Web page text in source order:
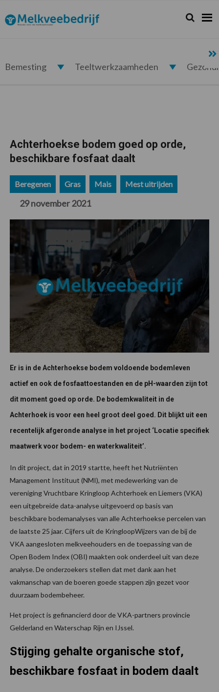
de
hoofdnavigatie
de
hoofd
de
eerste
de
voettekst
Melkveebedrijf.nl Zoeken...
Zoek
Bemesting Teeltwerkzaamheden
Achterhoekse bodem goed op orde,
beschikbare fosfaat daalt
Beregenen Gras Mais Mest uitrijden
29 november 2021
Er is in de Achterhoekse bodem voldoende bodemleven
actief en ook de fosfaattoestanden en de pH-waarden zijn tot
dit moment goed op orde. De bodemkwaliteit in de
Achterhoek is voor een heel groot deel goed. Dit blijkt uit een
recentelijk afgeronde analyse in het project ‘Locatie specifiek
maatwerk voor bodem- en waterkwaliteit’.
In dit project, dat in 2019 startte, heeft het Nutriënten
Management Instituut (NMI), met medewerking van de
vereniging Vruchtbare Kringloop Achterhoek en Liemers (VKA)
een uitgebreide data-analyse uitgevoerd op basis van
beschikbare bodemanalyses van alle Achterhoekse percelen van
de laatste 25 jaar. Cijfers uit de KringloopWijzers van de bij de
VKA aangesloten melkveehouders en de toepassing van de
Open Bodem Index (OBI) maakten ook onderdeel uit van deze
analyse. De onderzoekers stellen dat met dank aan het
vakmanschap van de boeren goede stappen zijn gezet voor
duurzaam bodembeheer.
Het project is gefinancierd door de VKA-partners provincie
Gelderland en Waterschap Rijn en IJssel.
Stijging gehalte organische stof,
beschikbare fosfaat in bodem daalt